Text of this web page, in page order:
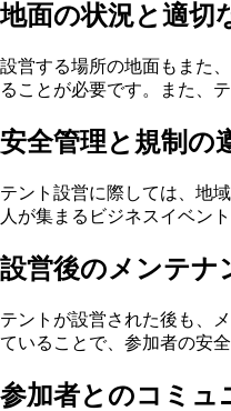
地面の状況と適切
設営する場所の地面もまた
ることが必要です。また、
安全管理と規制の
テント設営に際しては、地
人が集まるビジネスイベン
設営後のメンテナ
テントが設営された後も、
ていることで、参加者の安
参加者とのコミュ